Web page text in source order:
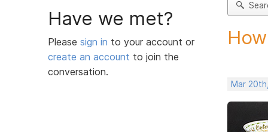
Have we met?
Please sign in to your account or
create an account to join the
conversation.
Mar